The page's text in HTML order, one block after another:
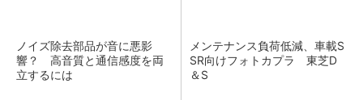
ノイズ除去部品が音に悪影
響？ 高音質と通信感度を両
立するには
メンテナンス負荷低減、車載S
SR向けフォトカプラ 東芝D
＆S